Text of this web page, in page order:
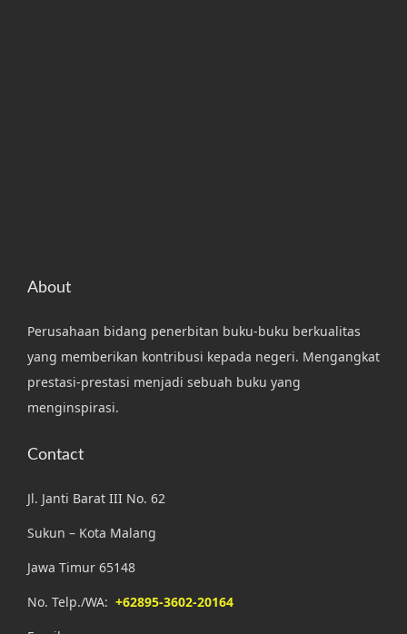
About
Perusahaan bidang penerbitan buku-buku berkualitas
yang memberikan kontribusi kepada negeri. Mengangkat
prestasi-prestasi menjadi sebuah buku yang
menginspirasi.
Contact
Jl. Janti Barat III No. 62
Sukun – Kota Malang
Jawa Timur 65148
No. Telp./WA: +62895-3602-20164